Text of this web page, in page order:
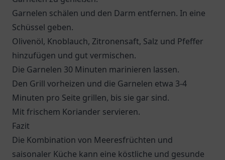
Garnelen schälen und den Darm entfernen. In eine
Schüssel geben.
Olivenöl, Knoblauch, Zitronensaft, Salz und Pfeffer
hinzufügen und gut vermischen.
Die Garnelen 30 Minuten marinieren lassen.
Den Grill vorheizen und die Garnelen etwa 3-4
Minuten pro Seite grillen, bis sie gar sind.
Mit frischem Koriander servieren.
Fazit
Die Kombination von Meeresfrüchten und
saisonaler Küche kann eine köstliche und gesunde